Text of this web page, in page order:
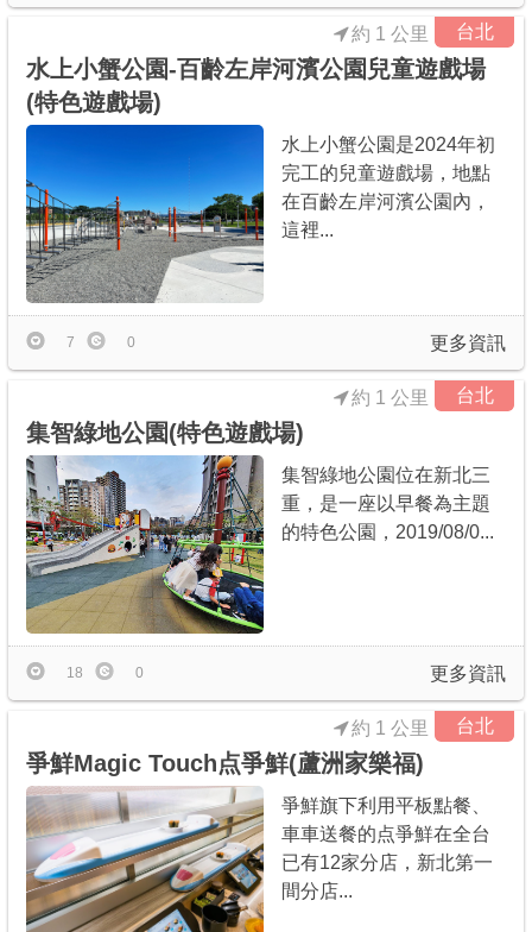
台北
約 1 公里
水上小蟹公園-百齡左岸河濱公園兒童遊戲場
(特色遊戲場)
水上小蟹公園是2024年初
完工的兒童遊戲場，地點
在百齡左岸河濱公園內，
這裡...
更多資訊
7 0
台北
約 1 公里
集智綠地公園(特色遊戲場)
集智綠地公園位在新北三
重，是一座以早餐為主題
的特色公園，2019/08/0...
更多資訊
18 0
台北
約 1 公里
爭鮮Magic Touch点爭鮮(蘆洲家樂福)
爭鮮旗下利用平板點餐、
車車送餐的点爭鮮在全台
已有12家分店，新北第一
間分店...